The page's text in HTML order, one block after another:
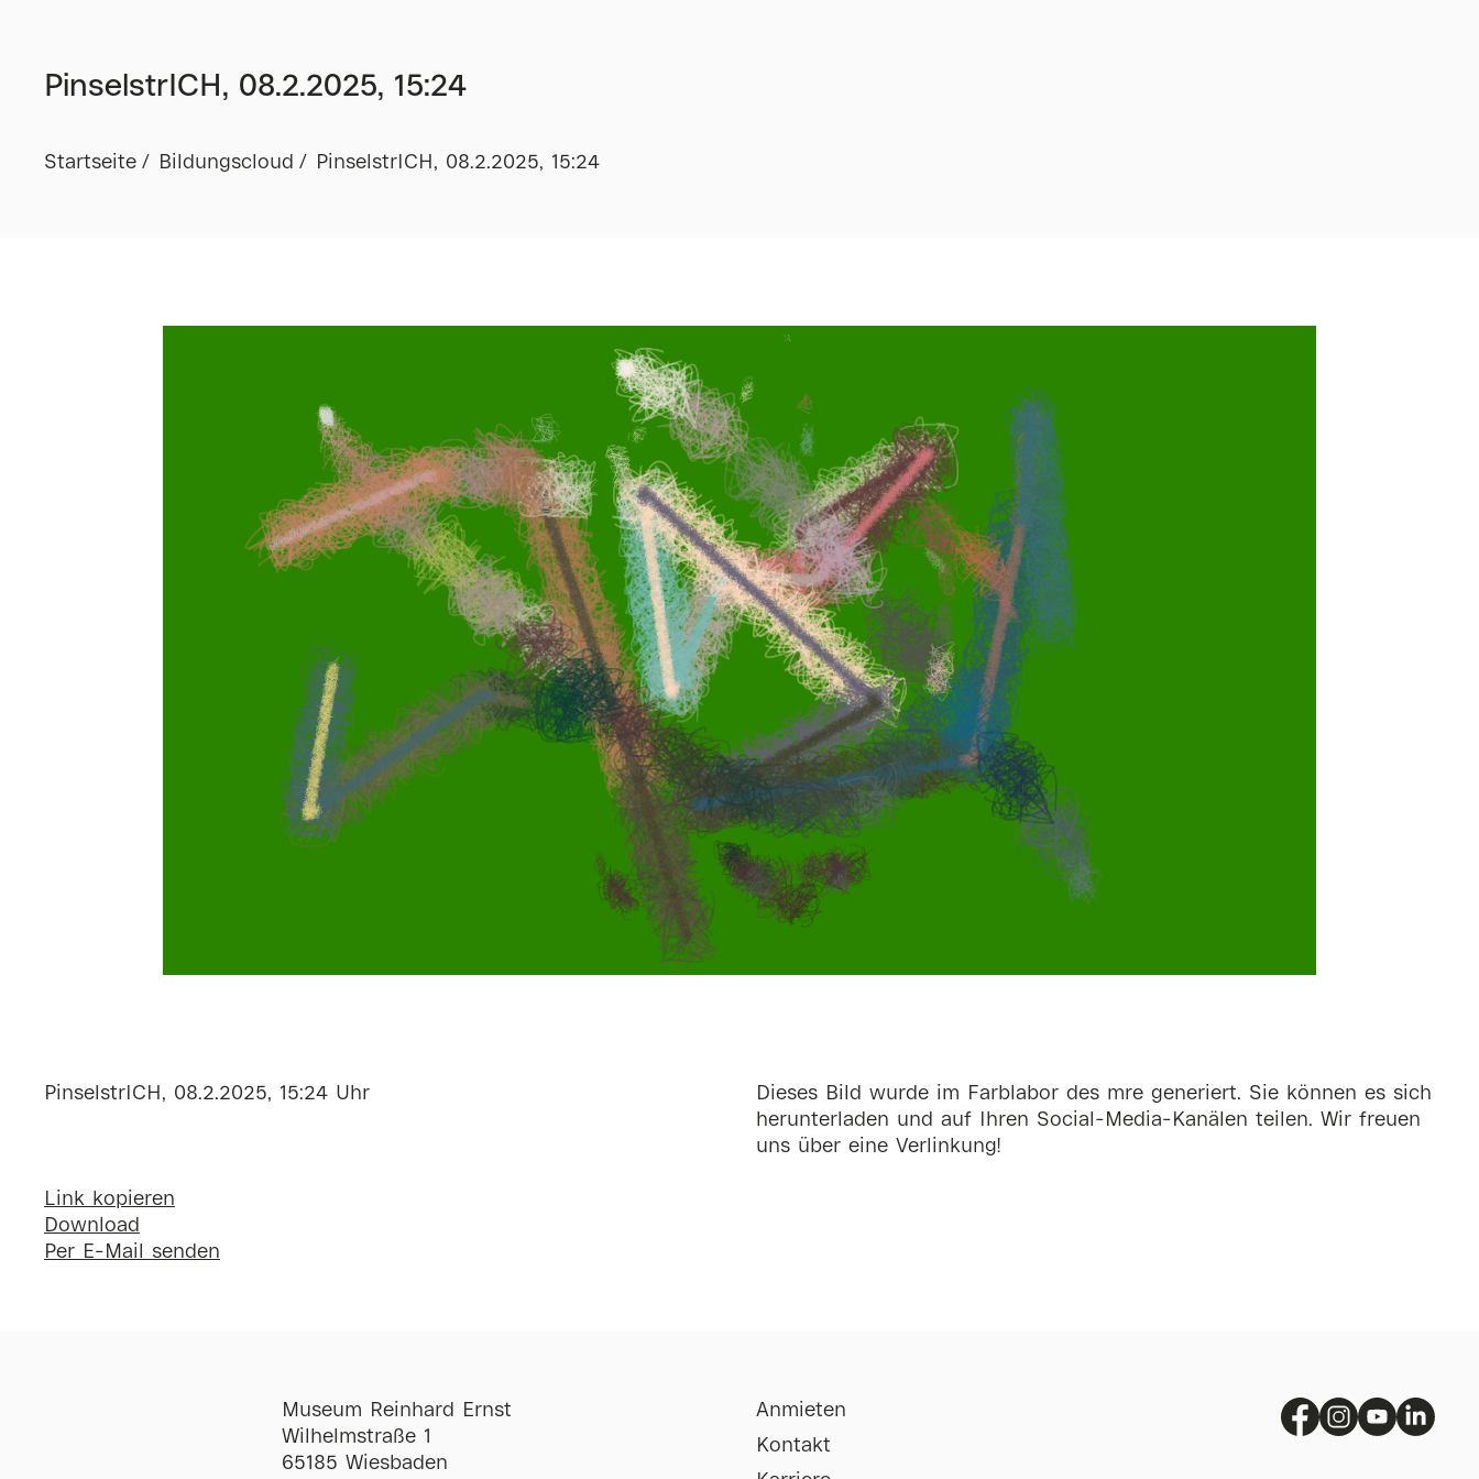
PinselstrICH, 08.2.2025, 15:24
Startseite Bildungscloud PinselstrICH, 08.2.2025, 15:24
PinselstrICH, 08.2.2025, 15:24 Uhr
Link kopieren
Download
Per E-Mail senden
Dieses Bild wurde im Farblabor des mre generiert. Sie können es sich
herunterladen und auf Ihren Social-Media-Kanälen teilen. Wir freuen
uns über eine Verlinkung!
Museum Reinhard Ernst
Wilhelmstraße 1
65185 Wiesbaden
Anmieten
Kontakt